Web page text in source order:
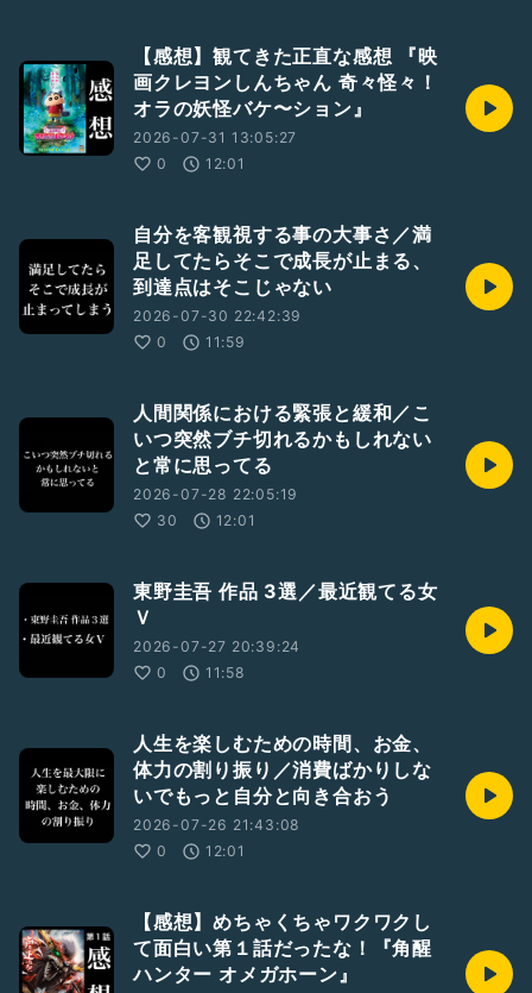
【感想】観てきた正直な感想 『映
画クレヨンしんちゃん 奇々怪々！
オラの妖怪バケ〜ション』
2026-07-31 13:05:27
0
12:01
自分を客観視する事の大事さ／満
足してたらそこで成長が止まる、
到達点はそこじゃない
2026-07-30 22:42:39
0
11:59
人間関係における緊張と緩和／こ
いつ突然ブチ切れるかもしれない
と常に思ってる
2026-07-28 22:05:19
30
12:01
東野圭吾 作品 3選／最近観てる女
Ｖ
2026-07-27 20:39:24
0
11:58
人生を楽しむための時間、お金、
体力の割り振り／消費ばかりしな
いでもっと自分と向き合おう
2026-07-26 21:43:08
0
12:01
【感想】めちゃくちゃワクワクし
て面白い第１話だったな！『角醒
ハンター オメガホーン』